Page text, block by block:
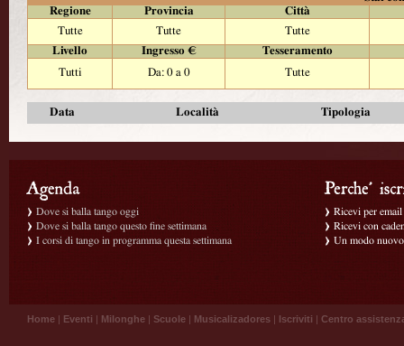
Regione
Provincia
Città
Tutte
Tutte
Tutte
Livello
Ingresso €
Tesseramento
Tutti
Da: 0 a 0 Tutte
Data Località Tipologia
Dove si balla tango oggi
Dove si balla tango questo fine settimana
I corsi di tango in programma questa settimana
Ricevi per
Ricevi con
Un modo
Home | Eventi | Milonghe | Scuole | Musicalizadores | Iscriviti | Centro